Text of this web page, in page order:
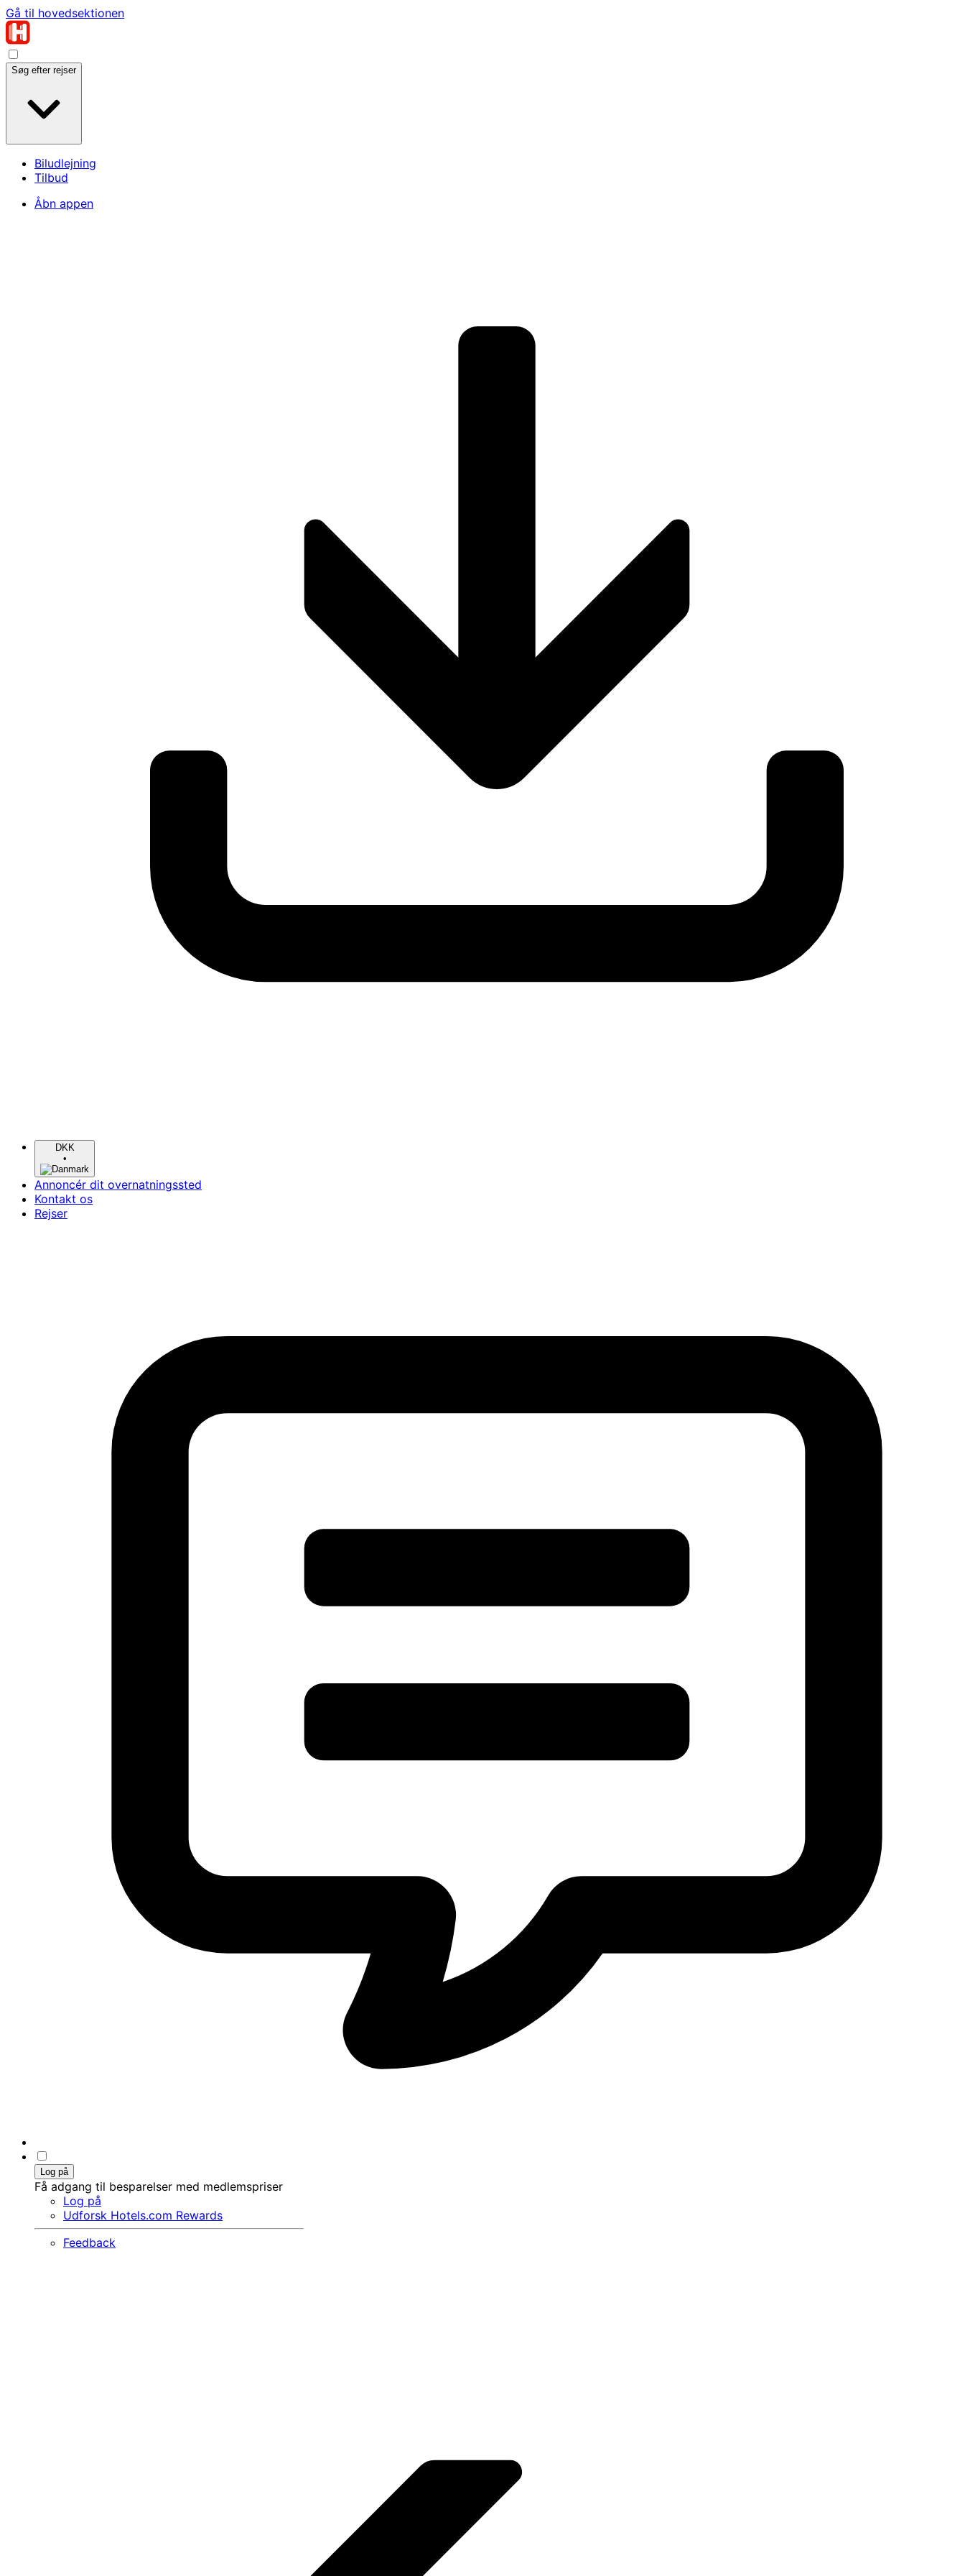
Gå til hovedsektionen
Søg efter rejser
Biludlejning
Tilbud
Åbn appen
DKK
•
Annoncér dit overnatningssted
Kontakt os
Rejser
Log på
Få adgang til besparelser med medlemspriser
Log på
Udforsk Hotels.com Rewards
Feedback